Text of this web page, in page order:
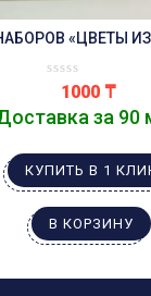
«ЦВЕТЫ
1000 ₸
за 90
КУПИТЬ В 1
В КОРЗИНУ